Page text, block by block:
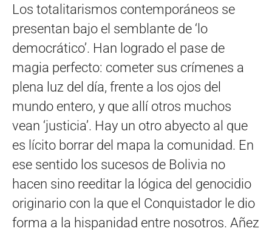
Los totalitarismos contemporáneos se
presentan bajo el semblante de ‘lo
democrático’. Han logrado el pase de
magia perfecto: cometer sus crímenes a
plena luz del día, frente a los ojos del
mundo entero, y que allí otros muchos
vean ‘justicia’. Hay un otro abyecto al que
es lícito borrar del mapa la comunidad. En
ese sentido los sucesos de Bolivia no
hacen sino reeditar la lógica del genocidio
originario con la que el Conquistador le dio
forma a la hispanidad entre nosotros. Añez